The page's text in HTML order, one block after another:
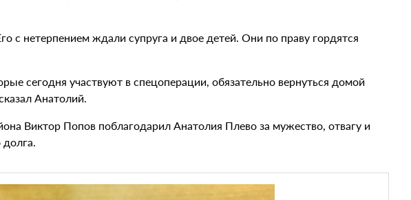
с нетерпением ждали супруга и двое детей. Они по праву гордятся
сегодня участвуют в спецоперации, обязательно вернуться домой
Анатолий.
Виктор Попов поблагодарил Анатолия Плево за мужество, отвагу и